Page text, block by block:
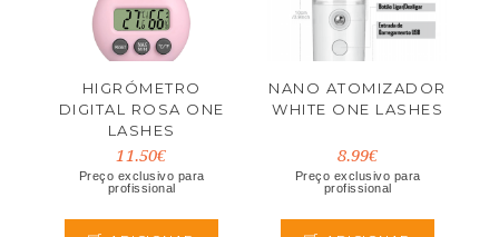
HIGRÓMETRO
DIGITAL ROSA ONE
LASHES
11.50€
Preço exclusivo para
profissional
NANO ATOMIZADOR
WHITE ONE LASHES
8.99€
Preço exclusivo para
profissional